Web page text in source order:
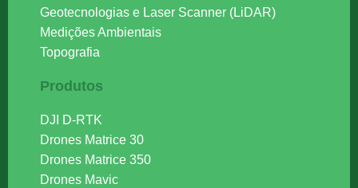
Geotecnologias e Laser Scanner (LiDAR)
Medições Ambientais
Topografia
Produtos
DJI D-RTK
Drones Matrice 30
Drones Matrice 350
Drones Mavic